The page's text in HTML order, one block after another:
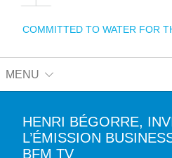
COMMITTED TO WATER FOR
MENU
A PROPOS DU PFE
HENRI BÉGORRE,
L’ÉMISSION
BFM TV